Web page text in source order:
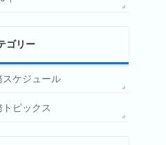
ゴリー
スケジュール
トピックス